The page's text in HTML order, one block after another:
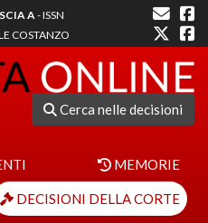
A- ISSN
COSTANZO
Cerca nelle decisioni
MEMORIE
DECISIONI DELLA CORTE